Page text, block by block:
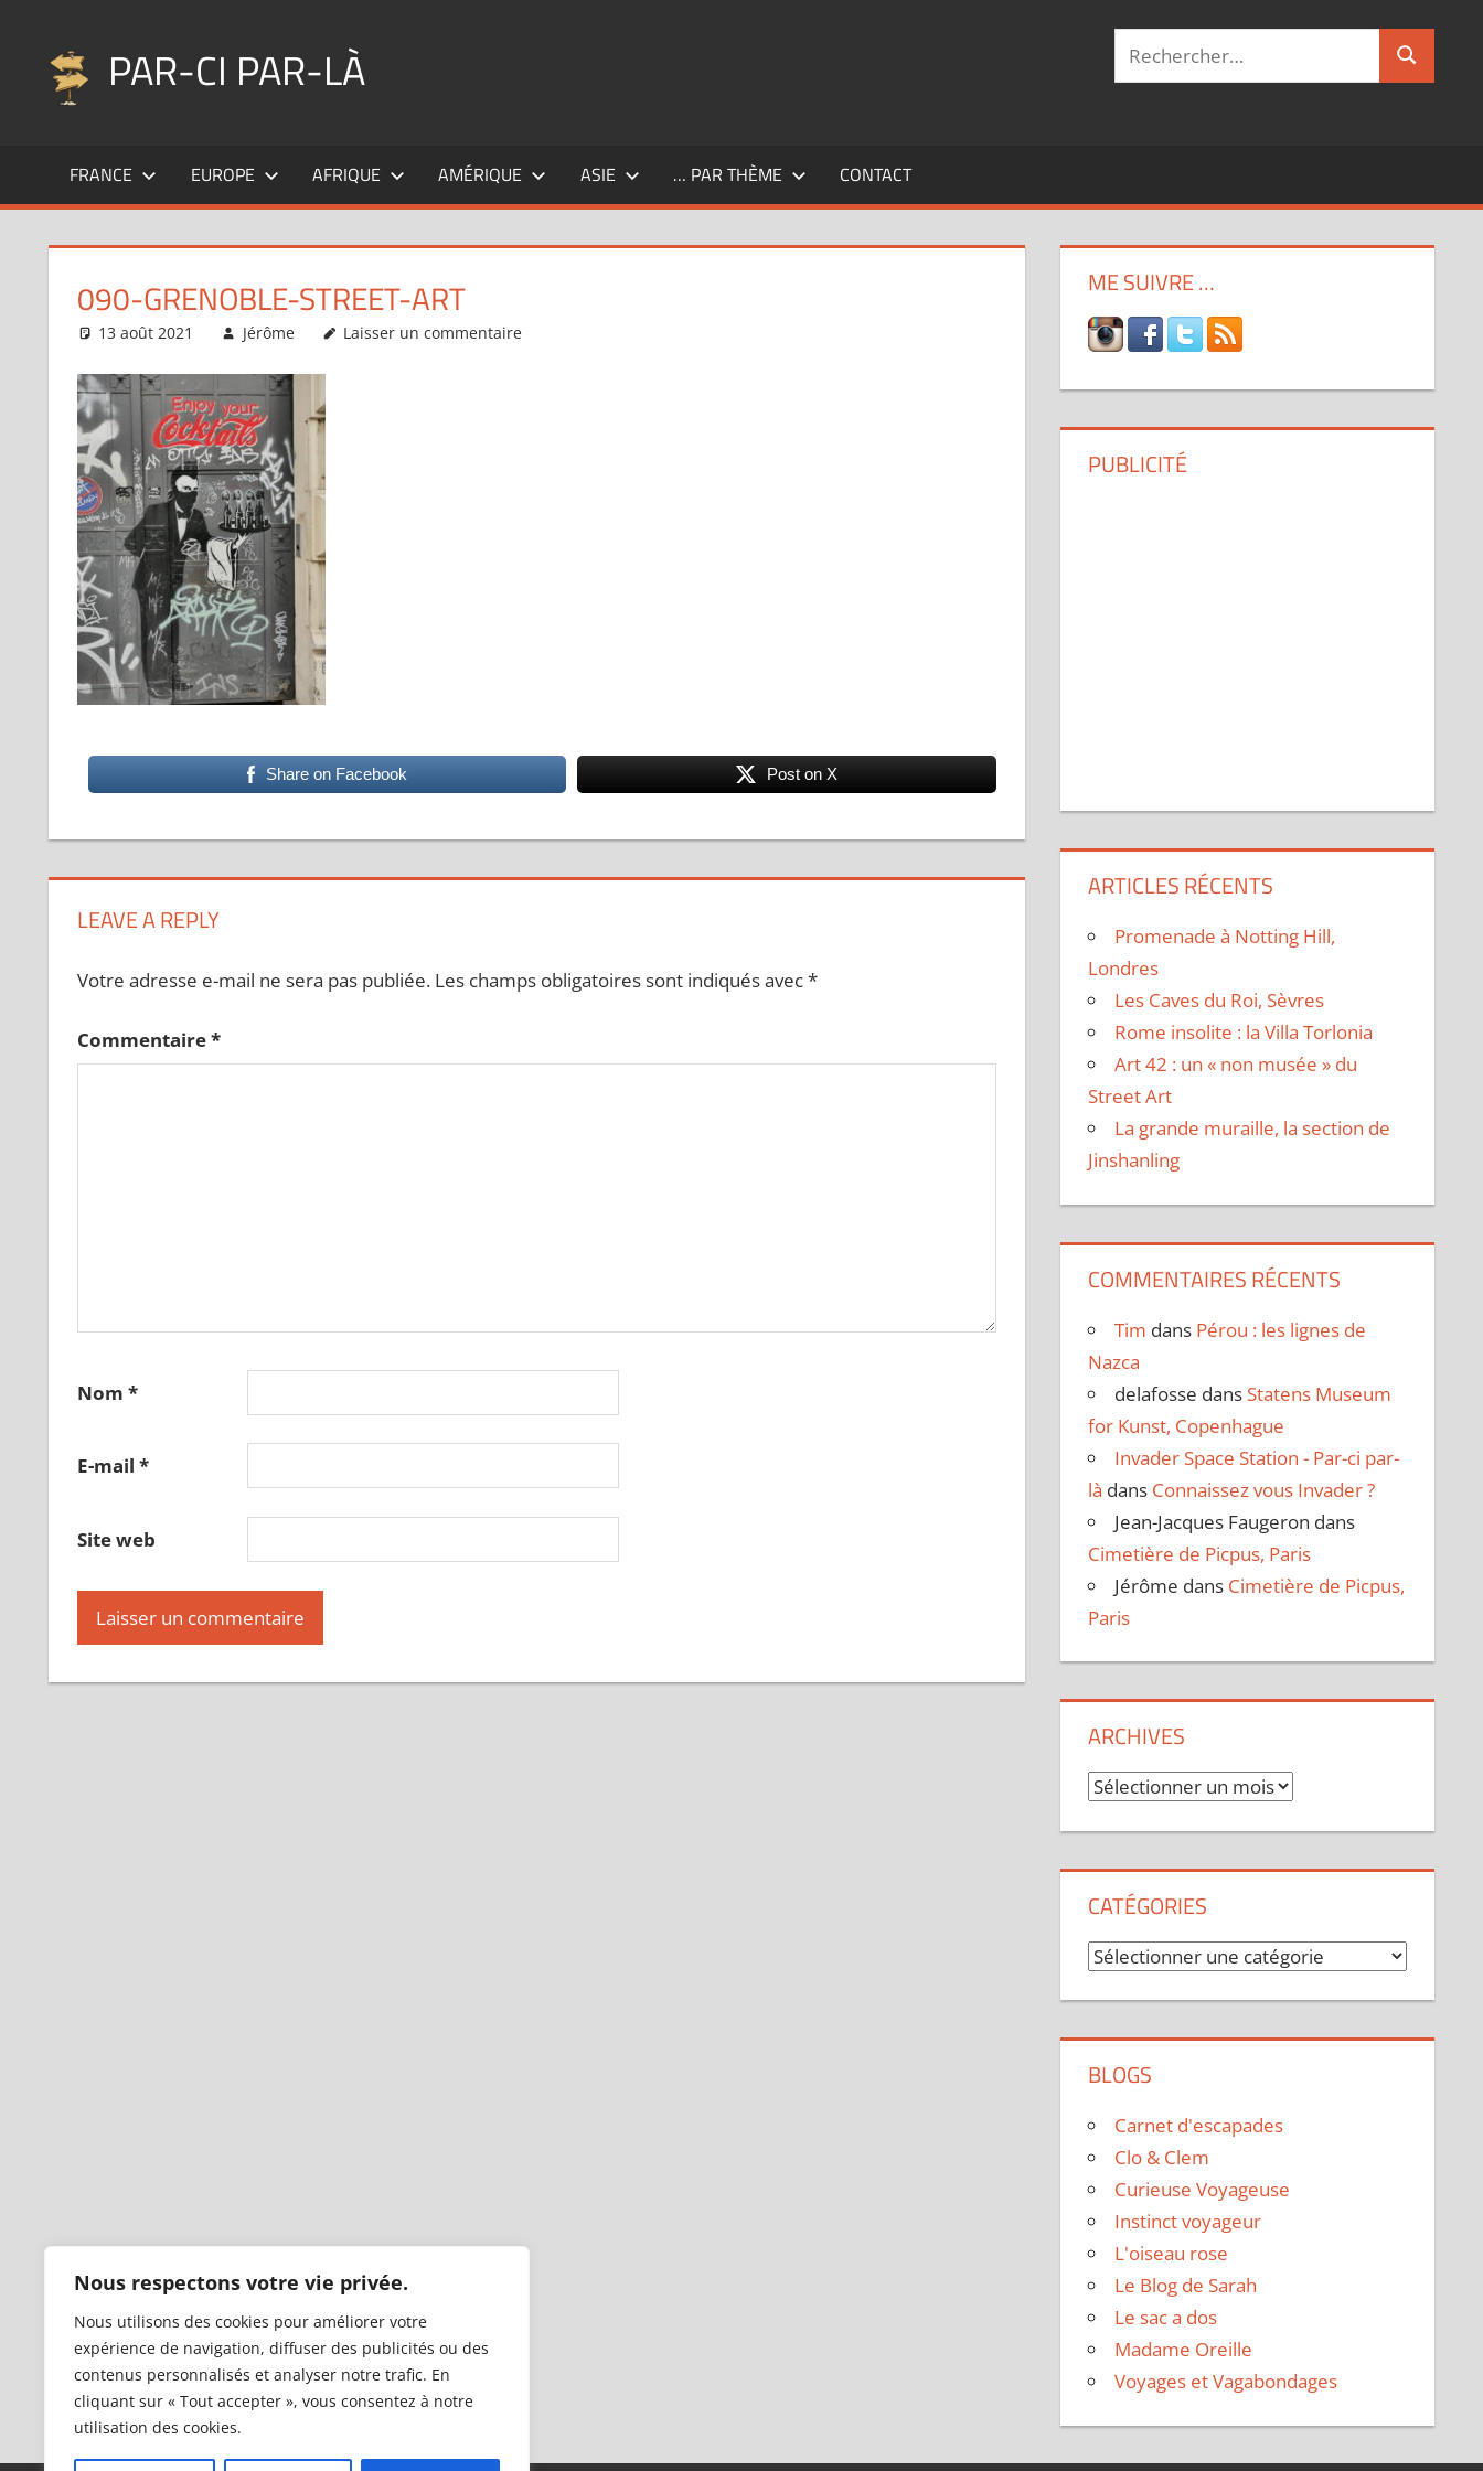
Nous respectons votre vie privée.
Nous utilisons des cookies pour améliorer votre
expérience de navigation, diffuser des publicités ou des
contenus personnalisés et analyser notre trafic. En
cliquant sur « Tout accepter », vous consentez à notre
utilisation des cookies.
contenu
PAR-CI PAR-LÀ
fil
pérégrinations
Recherche
FRANCE EUROPE AFRIQUE AMÉRIQUE ASIE … PAR THÈME CONTACT
090-GRENOBLE-STREET-ART
13 août 2021 Jérôme Laisser un commentaire
Share on Facebook Post on X
LEAVE A REPLY
Votre adresse e-mail ne sera pas publiée. Les champs obligatoires sont indiqués avec*
Commentaire*
Nom *
E-mail *
Site web
ME SUIVRE …
PUBLICITÉ
ARTICLES RÉCENTS
Promenade à Notting Hill,
Londres
Les Caves du Roi, Sèvres
Rome insolite : la Villa Torlonia
Art 42 : un « non musée » du
Street Art
La grande muraille, la section de
Jinshanling
COMMENTAIRES RÉCENTS
Tim dans Pérou : les lignes de
Nazca
delafosse dans Statens Museum
for Kunst, Copenhague
Invader Space Station - Par-ci par-
là dans Connaissez vous Invader ?
Jean-Jacques Faugeron dans
Cimetière de Picpus, Paris
Jérôme dans Cimetière de Picpus,
Paris
ARCHIVES
Archives
CATÉGORIES
Catégories
BLOGS
Carnet d'escapades
Clo & Clem
Curieuse Voyageuse
Instinct voyageur
L'oiseau rose
Le Blog de Sarah
Le sac a dos
Madame Oreille
Voyages et Vagabondages